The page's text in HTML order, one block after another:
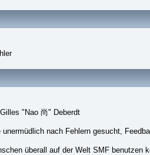
"Nao 尚" Deberdt
nach Fehlern gesucht,
überall auf der Welt SMF benutzen